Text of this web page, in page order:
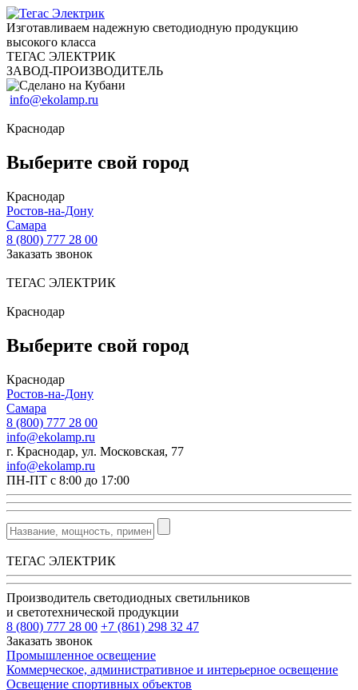
Изготавливаем надежную светодиодную продукцию
высокого класса
ТЕГАС ЭЛЕКТРИК
ЗАВОД-ПРОИЗВОДИТЕЛЬ
info@ekolamp.ru
Краснодар
Выберите свой город
Краснодар
Ростов-на-Дону
Самара
8 (800) 777 28 00
Заказать звонок
ТЕГАС ЭЛЕКТРИК
Краснодар
Выберите свой город
Краснодар
Ростов-на-Дону
Самара
8 (800) 777 28 00
info@ekolamp.ru
г. Краснодар, ул. Московская, 77
info@ekolamp.ru
ПН-ПТ с 8:00 до 17:00
ТЕГАС ЭЛЕКТРИК
Производитель светодиодных светильников
и светотехнической продукции
8 (800) 777 28 00 +7 (861) 298 32 47
Заказать звонок
Промышленное освещение
Коммерческое, административное и интерьерное освещение
Освещение спортивных объектов